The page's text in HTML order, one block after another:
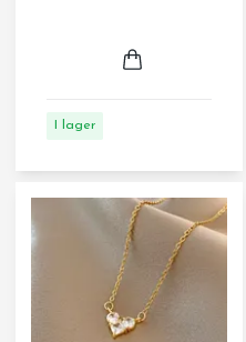
I lager